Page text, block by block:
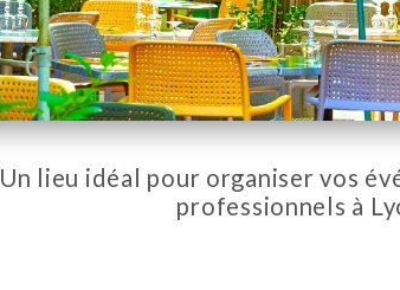
Un lieu idéal pour organiser vos
professionnels à